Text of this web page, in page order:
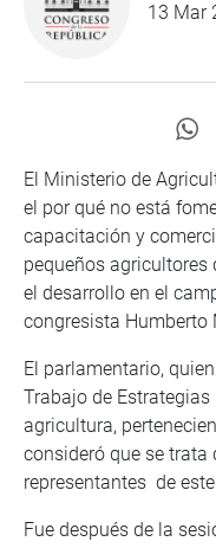
13 Mar
El Ministerio de
el por qué no está
capacitación y
pequeños agricultores
el desarrollo en el
congresista Humberto
El parlamentario,
Trabajo de
agricultura,
consideró que se trata
representantes de
Fue después de la